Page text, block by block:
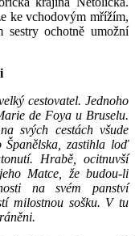
ke vchodovým mřížím,
sestry ochotně umožní
cestovatel. Jednoho
de Foya u Bruselu.
svých cestách všude
zastihla loď
Hrabě, ocitnuvší
Matce, že budou-li
na svém panství
milostnou sošku. V tu